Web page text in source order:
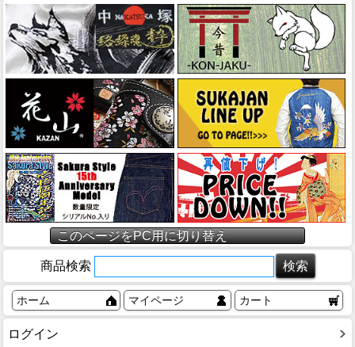
このページをPC用に切り替え
商品検索
ホーム マイページ カート
ログイン